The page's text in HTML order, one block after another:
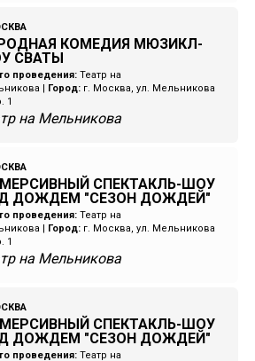
КОМЕДИЯ МЮЗИКЛ-
СВАТЫ
проведения: Театр на
Город: г. Москва, ул. Мельникова
1
на Мельникова
СПЕКТАКЛЬ-ШОУ
ДОЖДЕМ "СЕЗОН ДОЖДЕЙ"
проведения: Театр на
Город: г. Москва, ул. Мельникова
1
на Мельникова
СПЕКТАКЛЬ-ШОУ
ДОЖДЕМ "СЕЗОН ДОЖДЕЙ"
проведения: Театр на